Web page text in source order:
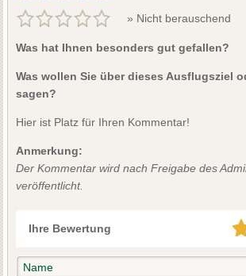
» Nicht berauschend
Was hat Ihnen besonders gut gefallen?
Was wollen Sie über dieses Ausflugsziel
sagen?
Hier ist Platz für Ihren Kommentar!
Anmerkung:
Der Kommentar wird nach Freigabe des
veröffentlicht.
Ihre Bewertung